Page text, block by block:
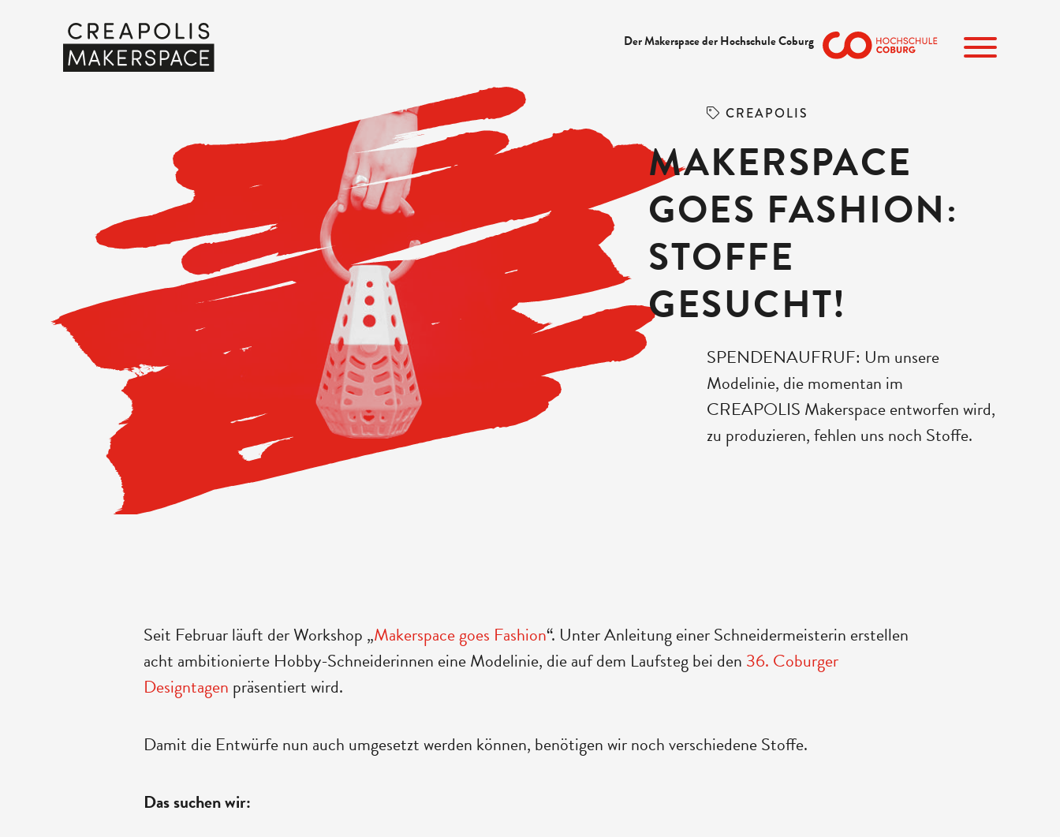
Der Makerspace der Hochschule Coburg
MAKERSPACE
GOES FASHION:
STOFFE
GESUCHT!
CREAPOLIS
SPENDENAUFRUF: Um unsere
Modelinie, die momentan im
CREAPOLIS Makerspace entworfen wird,
zu produzieren, fehlen uns noch Stoffe.
Seit Februar läuft der Workshop „Makerspace goes Fashion“. Unter Anleitung einer Schneidermeisterin erstellen
acht ambitionierte Hobby-Schneiderinnen eine Modelinie, die auf dem Laufsteg bei den 36. Coburger
Designtagen präsentiert wird.
Damit die Entwürfe nun auch umgesetzt werden können, benötigen wir noch verschiedene Stoffe.
Das suchen wir: